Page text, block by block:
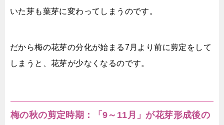
いた芽も葉芽に変わってしまうのです。
だから梅の花芽の分化が始まる7月より前に剪定をして
しまうと、花芽が少なくなるのです。
梅の秋の剪定時期：「9～11月」が花芽形成後の